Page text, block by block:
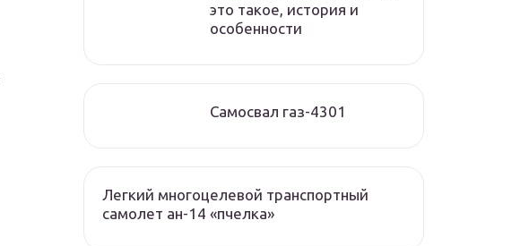
это такое, история и
особенности
Самосвал газ-4301
Легкий многоцелевой транспортный
самолет ан-14 «пчелка»